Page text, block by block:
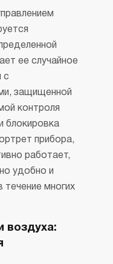
ее случайное
с
защищенной
контроля
блокировка
прибора,
работает,
удобно и
течение многих
воздуха: